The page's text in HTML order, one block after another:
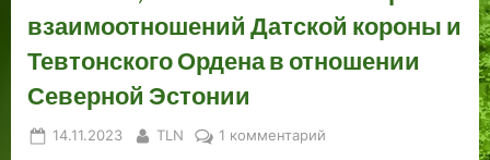
взаимоотношений Датской короны и
Тевтонского Ордена в отношении
Северной Эстонии
Posted
14.11.2023 By
TLN 1 комментарий